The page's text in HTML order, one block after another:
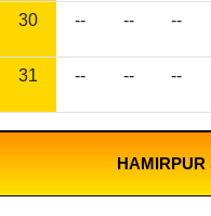
30 -- -- --
31 -- -- --
HAMIRPUR